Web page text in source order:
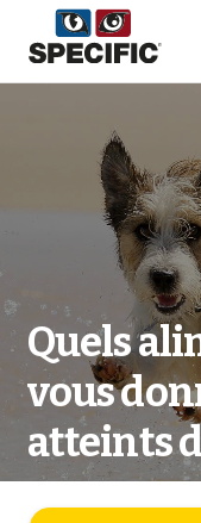
Quels
vous
atteints